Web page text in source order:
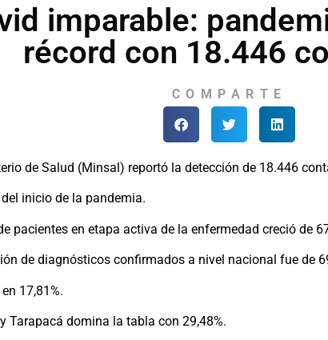
imparable:
récord con 18.446
COMPARTE
de Salud (Minsal) reportó la detección de 18.446
inicio de la pandemia.
pacientes en etapa activa de la enfermedad creció de
de diagnósticos confirmados a nivel nacional fue de
17,81%.
Tarapacá domina la tabla con 29,48%.